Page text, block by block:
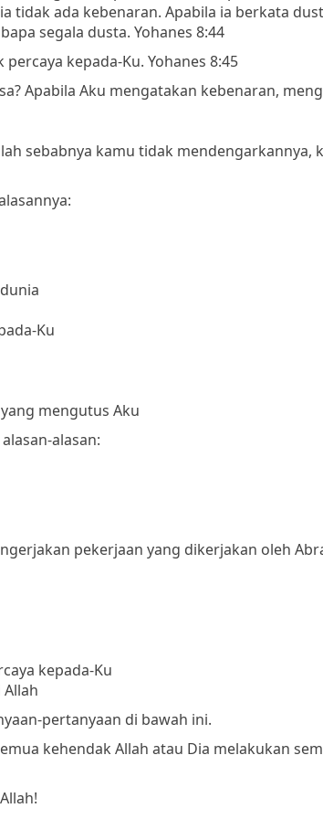
tidak ada kebenaran. Apabila ia berkata
segala dusta. Yohanes 8:44
kepada-Ku. Yohanes 8:45
Apabila Aku mengatakan kebenaran,
sebabnya kamu tidak mendengarkannya,
Ku
mengutus Aku
alasan:
pekerjaan yang dikerjakan oleh
kepada-Ku
pertanyaan di bawah ini.
kehendak Allah atau Dia melakukan